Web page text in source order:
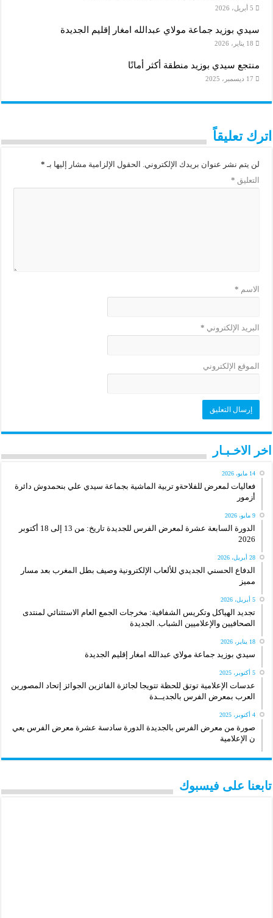
5 أبريل، 2026
سيدي بوزيد جماعة مولاي عبدالله امغار إقليم الجديدة
18 يناير، 2026
منتجع سيدي بوزيد منطقة أكثر أمانًا
17 ديسمبر، 2025
اترك تعليقاً
لن يتم نشر عنوان بريدك الإلكتروني. الحقول الإلزامية مشار إليها بـ *
التعليق *
الاسم *
البريد الإلكتروني *
الموقع الإلكتروني
اخر الاخـبـار
14 مايو، 2026
فعاليات لمعرض للفلاحةو تربية الماشية بجماعة سيدي علي بنحمدوش دائرة
أزمور
9 مايو، 2026
الدورة السابعة عشرة لمعرض الفرس للجديدة تاريخ: من 13 إلى 18 أكتوبر
2026
28 أبريل، 2026
الدفاع الحسني الجديدي للألعاب الإلكترونية وصيف بطل المغرب بعد مسار
مميز
5 أبريل، 2026
تجديد الهياكل وتكريس الشفافية: مخرجات الجمع العام الاستثنائي لمنتدى
الصحافيين والإعلاميين الشباب. الجديدة
18 يناير، 2026
سيدي بوزيد جماعة مولاي عبدالله امغار إقليم الجديدة
5 أكتوبر، 2025
عدسات الإعلامية توتق للحظة تتويجا لجائزة الفائزين الجوائز إتحاد المصورين
العرب بمعرض الفرس بالجديــدة
4 أكتوبر، 2025
صورة من معرض الفرس بالجديدة الدورة سادسة عشرة معرض الفرس بعي
ن الإعلامية
تابعنا على فيسبوك